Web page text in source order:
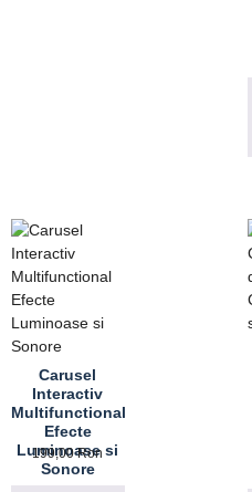
Carusel
Interactiv
Multifunctional
Efecte
Luminoase si
Sonore
199,00Ron